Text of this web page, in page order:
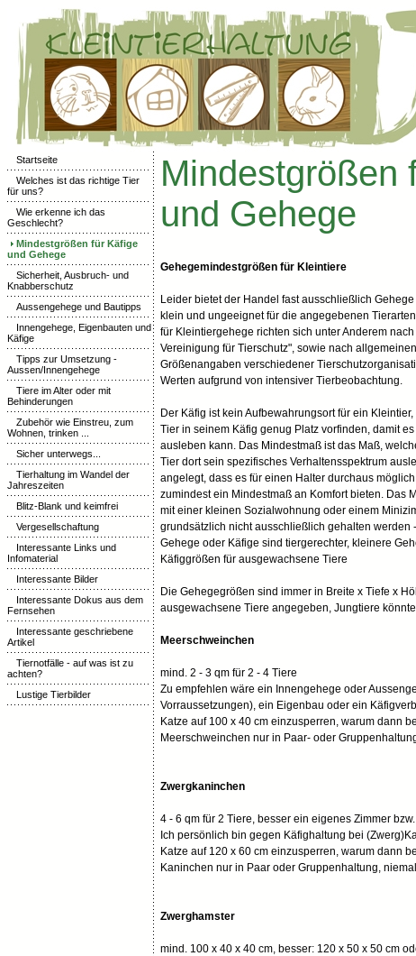
Startseite
Welches ist das richtige Tier
für uns?
Wie erkenne ich das
Geschlecht?
Mindestgrößen für Käfige
und Gehege
Sicherheit, Ausbruch- und
Knabberschutz
Aussengehege und Bautipps
Innengehege, Eigenbauten und
Käfige
Tipps zur Umsetzung -
Aussen/Innengehege
Tiere im Alter oder mit
Behinderungen
Zubehör wie Einstreu, zum
Wohnen, trinken ...
Sicher unterwegs...
Tierhaltung im Wandel der
Jahreszeiten
Blitz-Blank und keimfrei
Vergesellschaftung
Interessante Links und
Infomaterial
Interessante Bilder
Interessante Dokus aus dem
Fernsehen
Interessante geschriebene
Artikel
Tiernotfälle - auf was ist zu
achten?
Lustige Tierbilder
Mindestgrößen
und Gehege
Gehegemindestgrößen für Kleintiere
Leider bietet der Handel fast ausschließlich
klein und ungeeignet für die angegebenen
für Kleintiergehege richten sich unter Anderem
Vereinigung für Tierschutz", sowie nach
Größenangaben verschiedener
Werten aufgrund von intensiver Tierbeobachtung.
Der Käfig ist kein Aufbewahrungsort für ein
Tier in seinem Käfig genug Platz vorfinden, damit
ausleben kann. Das Mindestmaß ist das Maß,
Tier dort sein spezifisches Verhaltensspektrum
angelegt, dass es für einen Halter durchaus
zumindest ein Mindestmaß an Komfort bieten. Das
mit einer kleinen Sozialwohnung oder einem
grundsätzlich nicht ausschließlich gehalten werden
Gehege oder Käfige sind tiergerechter, kleinere
Käfiggrößen für ausgewachsene Tiere
Die Gehegegrößen sind immer in Breite x Tiefe x
ausgewachsene Tiere angegeben, Jungtiere
Meerschweinchen
mind. 2 - 3 qm für 2 - 4 Tiere
Zu empfehlen wäre ein Innengehege oder
Vorraussetzungen), ein Eigenbau oder ein
Katze auf 100 x 40 cm einzusperren, warum dann
Meerschweinchen nur in Paar- oder
Zwergkaninchen
4 - 6 qm für 2 Tiere, besser ein eigenes Zimmer
Ich persönlich bin gegen Käfighaltung bei
Katze auf 120 x 60 cm einzusperren, warum dann
Kaninchen nur in Paar oder Gruppenhaltung,
Zwerghamster
mind. 100 x 40 x 40 cm, besser: 120 x 50 x 50 cm